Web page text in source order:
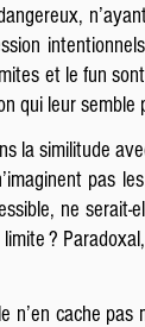
et le fun
qui leur
la similitude
pas
ne
?
cache